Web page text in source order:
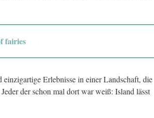
fairies
einzigartige Erlebnisse in einer Landschaft, die
der schon mal dort war weiß: Island lässt